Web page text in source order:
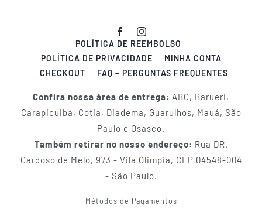
POLÍTICA DE REEMBOLSO
POLÍTICA DE PRIVACIDADE
MINHA CONTA
CHECKOUT
FAQ – PERGUNTAS FREQUENTES
Confira nossa área de entrega: ABC, Barueri,
Carapicuiba, Cotia, Diadema, Guarulhos, Mauá, São
Paulo e Osasco.
Também retirar no nosso endereço: Rua DR.
Cardoso de Melo, 973 - Vila Olimpia, CEP 04548-004
- São Paulo.
Métodos de Pagamentos